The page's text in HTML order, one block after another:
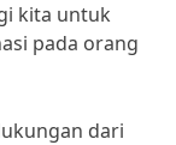
kita untuk
pada orang
dari